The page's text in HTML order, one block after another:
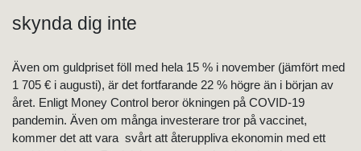
skynda dig inte
Även om guldpriset föll med hela 15 % i november (jämfört med
1 705 € i augusti), är det fortfarande 22 % högre än i början av
året. Enligt Money Control beror ökningen på COVID-19
pandemin. Även om många investerare tror på vaccinet,
kommer det att vara svårt att återuppliva ekonomin med ett